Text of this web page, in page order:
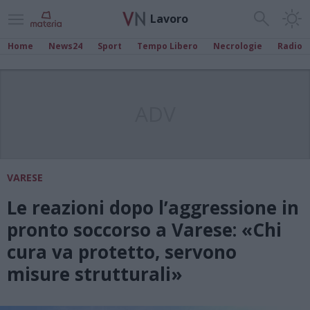
Lavoro
Home News24 Sport Tempo Libero Necrologie Radio
VARESE
Le reazioni dopo l’aggressione in
pronto soccorso a Varese: «Chi
cura va protetto, servono
misure strutturali»